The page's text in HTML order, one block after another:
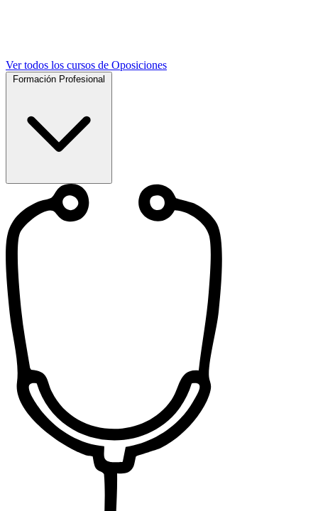
Ver todos los cursos de Oposiciones
Formación Profesional